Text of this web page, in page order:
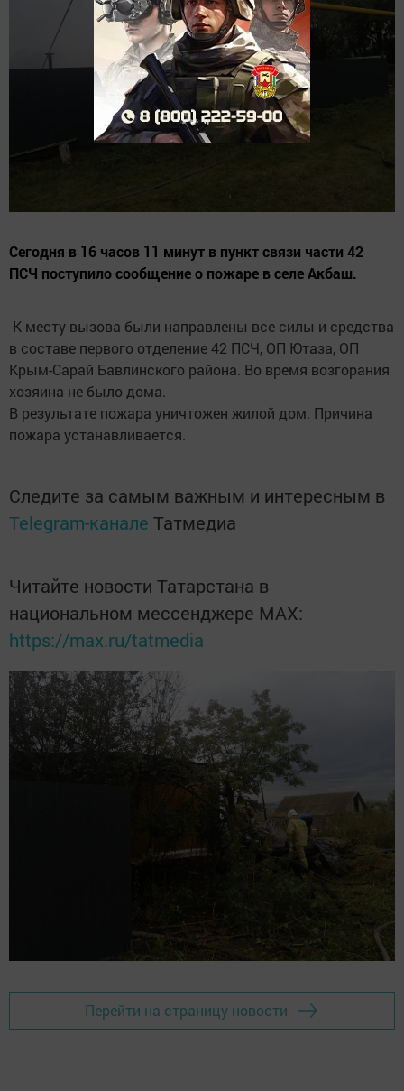
Сегодня в 16 часов 11 минут в пункт связи части 42
ПСЧ поступило сообщение о пожаре в селе Акбаш.
К месту вызова были направлены все силы и средства
в составе первого отделение 42 ПСЧ, ОП Ютаза, ОП
Крым-Сарай Бавлинского района. Во время возгорания
хозяина не было дома.
В результате пожара уничтожен жилой дом. Причина
пожара устанавливается.
Следите за самым важным и интересным в
Telegram-канале Татмедиа
Читайте новости Татарстана в
национальном мессенджере MАХ:
https://max.ru/tatmedia
Перейти на страницу новости